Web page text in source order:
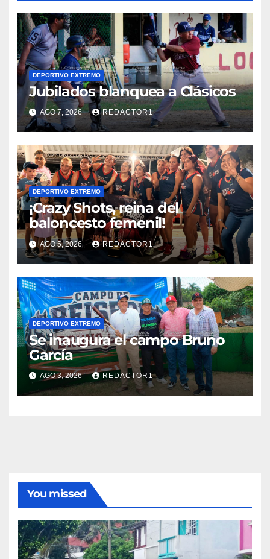
DEPORTIVO EXTREMO
Jubilados blanquea a Clásicos
AGO 7, 2026 REDACTOR1
DEPORTIVO EXTREMO
¡Crazy Shots, reina del
baloncesto femenil!
AGO 5, 2026 REDACTOR1
DEPORTIVO EXTREMO
Se inaugura el campo Bruno
García
AGO 3, 2026 REDACTOR1
You missed